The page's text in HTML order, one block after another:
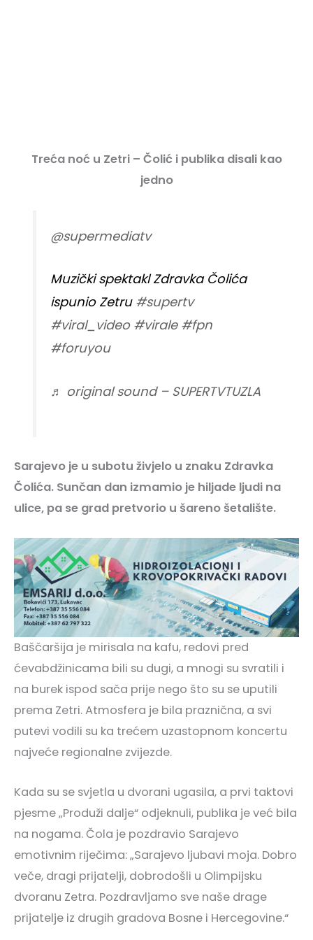
Treća noć u Zetri – Čolić i publika disali kao
jedno
@supermediatv
Muzički spektakl Zdravka Čolića
ispunio Zetru #supertv
#viral_video #virale #fpn
#foruyou
♬ original sound – SUPERTVTUZLA
Sarajevo je u subotu živjelo u znaku Zdravka
Čolića. Sunčan dan izmamio je hiljade ljudi na
ulice, pa se grad pretvorio u šareno šetalište.
Baščaršija je mirisala na kafu, redovi pred
ćevabdžinicama bili su dugi, a mnogi su svratili i
na burek ispod sača prije nego što su se uputili
prema Zetri. Atmosfera je bila praznična, a svi
putevi vodili su ka trećem uzastopnom koncertu
najveće regionalne zvijezde.
Kada su se svjetla u dvorani ugasila, a prvi taktovi
pjesme „Produži dalje“ odjeknuli, publika je već bila
na nogama. Čola je pozdravio Sarajevo
emotivnim riječima: „Sarajevo ljubavi moja. Dobro
veče, dragi prijatelji, dobrodošli u Olimpijsku
dvoranu Zetra. Pozdravljamo sve naše drage
prijatelje iz drugih gradova Bosne i Hercegovine.“